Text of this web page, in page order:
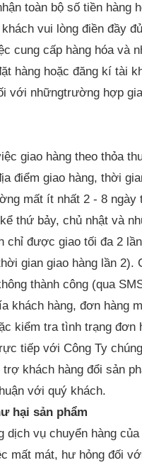
toàn bộ số tiền
vui lòng điền đầy
cung cấp hàng hóa và
hàng hoặc đăng kí tài
với nhữngtrường hợp
giao hàng theo thỏa
điểm giao hàng, thời
mất ít nhất 2 - 8
thứ bảy, chủ nhật và
chỉ được giao tối đa 2
gian giao hàng lần
thành công (qua
khách hàng, đơn hàng
kiểm tra tình trạng đơn
tiếp với Công Ty
khách hàng đổi sản
với quý khách.
hại sản phẩm
dịch vụ chuyển hàng
mất mát, hư hỏng đối